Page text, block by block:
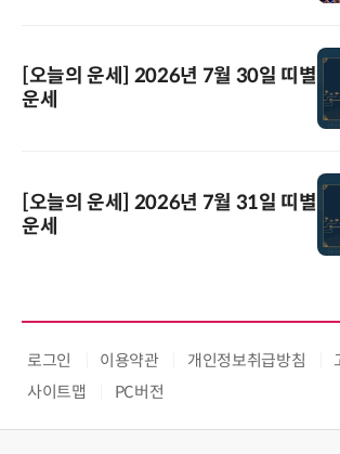
[오늘의 운세] 2026년 7월 30일 띠별
운세
[오늘의 운세] 2026년 7월 31일 띠별
운세
로그인 이용약관 개인정보취급방침
사이트맵
PC버전